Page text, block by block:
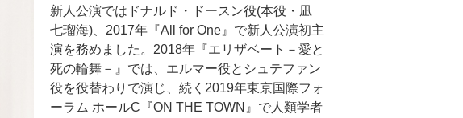
新人公演ではドナルド・ドースン役(本役・凪
七瑠海)、2017年『All for One』で新人公演初主
演を務めました。2018年『エリザベート－愛と
死の輪舞－』では、エルマー役とシュテファン
役を役替わりで演じ、続く2019年東京国際フォ
ーラム ホールC『ON THE TOWN』で人類学者